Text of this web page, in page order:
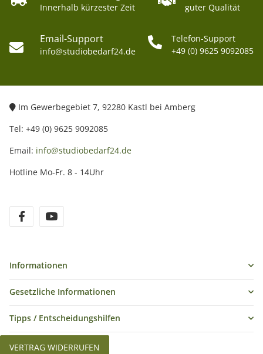
Innerhalb kürzester Zeit guter Qualität
Email-Support
info@studiobedarf24.de
Telefon-Support
+49 (0) 9625 9092085
Im Gewerbegebiet 7, 92280 Kastl bei Amberg
Tel: +49 (0) 9625 9092085
Email: info@studiobedarf24.de
Hotline Mo-Fr. 8 - 14Uhr
Informationen
Gesetzliche Informationen
Tipps / Entscheidungshilfen
VERTRAG WIDERRUFEN